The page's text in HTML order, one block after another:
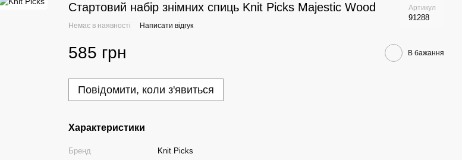
Стартовий набір знімних спиць Knit Picks Majestic Wood Артикул
91288
Немає в наявності Написати відгук
585 грн В бажання
Повідомити, коли з'явиться
Характеристики
Бренд
Knit Picks